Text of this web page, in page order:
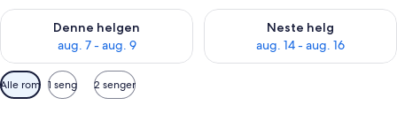
Denne helgen
aug. 7 - aug. 9
Sjekk tilgjengelighet for denne helgen, aug. 7 - aug. 9
Neste helg
aug. 14 - aug. 16
Sjekk tilgjengelighet for neste
Tilgjengelige
filtre
Alle rom 1 seng 2 senger